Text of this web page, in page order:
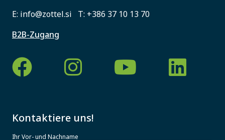
E: info@zottel.si T: +386 37 10 13 70
B2B-Zugang
Kontaktiere uns!
Ihr Vor- und Nachname